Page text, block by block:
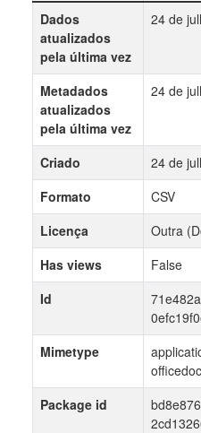
Dados
atualizados
pela última vez
24 de
Metadados
atualizados
pela última vez
24 de
Criado
24 de
Formato
CSV
Licença
Outra
Has views
False
Id
Mimetype
Package id